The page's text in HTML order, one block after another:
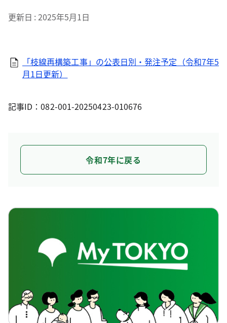
更新日 2025年5月1日
「枝線再構築工事」の公表日別・発注予定（令和7年5
月1日更新）
記事ID：082-001-20250423-010676
令和7年に戻る